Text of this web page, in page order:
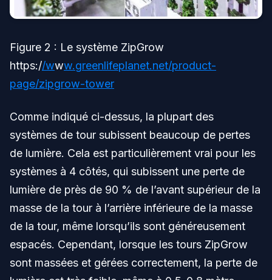
Figure 2 : Le système ZipGrow
https://www.greenlifeplanet.net/product-
page/zipgrow-tower
Comme indiqué ci-dessus, la plupart des
systèmes de tour subissent beaucoup de pertes
de lumière. Cela est particulièrement vrai pour les
systèmes à 4 côtés, qui subissent une perte de
lumière de près de 90 % de l’avant supérieur de la
masse de la tour à l’arrière inférieure de la masse
de la tour, même lorsqu’ils sont généreusement
espacés. Cependant, lorsque les tours ZipGrow
sont massées et gérées correctement, la perte de